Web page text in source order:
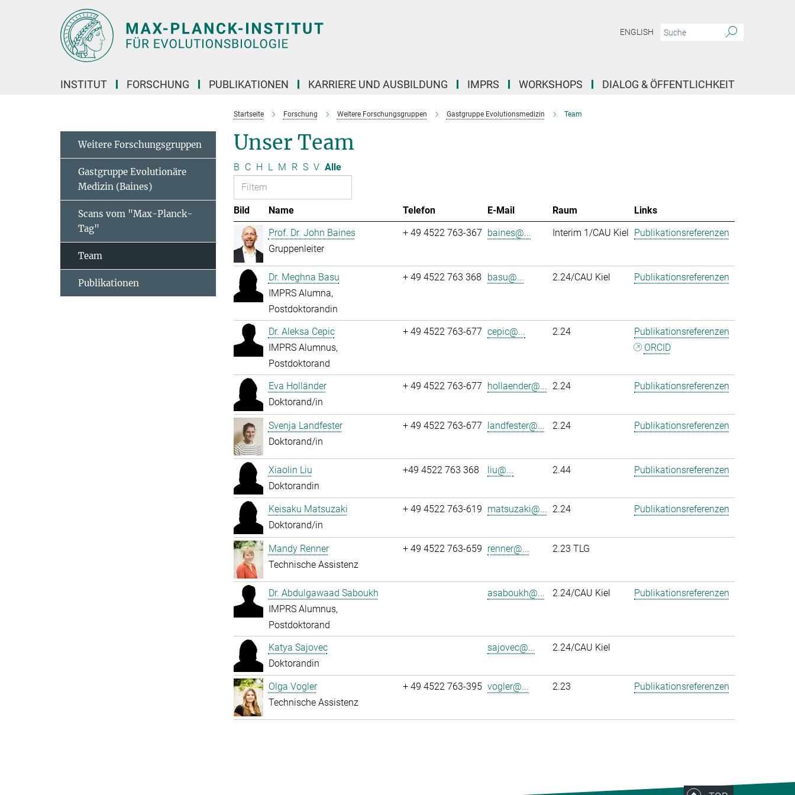
ENGLISH
INSTITUT FORSCHUNG PUBLIKATIONEN KARRIERE UND AUSBILDUNG IMPRS WORKSHOPS DIALOG & ÖFFENTLICHKEIT
Startseite Forschung Weitere Forschungsgruppen Gastgruppe Evolutionsmedizin Team
Unser Team
B C H L M R S V Alle
Bild Name Telefon E-Mail Raum
Links
Prof. Dr. John Baines
Gruppenleiter
+ 49 4522 763-367 baines@... Interim 1/CAU Kiel Publikationsreferenzen
Dr. Meghna Basu
IMPRS Alumna,
Postdoktorandin
+ 49 4522 763 368 basu@... 2.24/CAU Kiel Publikationsreferenzen
Dr. Aleksa Cepic
IMPRS Alumnus,
Postdoktorand
+ 49 4522 763-677 cepic@... 2.24
Publikationsreferenzen
ORCID
Eva Holländer
Doktorand/in
+ 49 4522 763-677 hollaender@... 2.24 Publikationsreferenzen
Svenja Landfester
Doktorand/in
+ 49 4522 763-677 landfester@... 2.24 Publikationsreferenzen
Xiaolin Liu
Doktorandin
+49 4522 763 368 liu@... 2.44 Publikationsreferenzen
Keisaku Matsuzaki
Doktorand/in
+ 49 4522 763-619 matsuzaki@... 2.24 Publikationsreferenzen
Mandy Renner
Technische Assistenz
+ 49 4522 763-659 renner@... 2.23 TLG
Dr. Abdulgawaad Saboukh
IMPRS Alumnus,
Postdoktorand
asaboukh@... 2.24/CAU Kiel Publikationsreferenzen
Katya Sajovec
Doktorandin
sajovec@... 2.24/CAU Kiel
Olga Vogler
Technische Assistenz
+ 49 4522 763-395 vogler@... 2.23 Publikationsreferenzen
Weitere Forschungsgruppen
Gastgruppe Evolutionäre
Medizin (Baines)
Scans vom "Max-Planck-
Tag"
Team
Publikationen